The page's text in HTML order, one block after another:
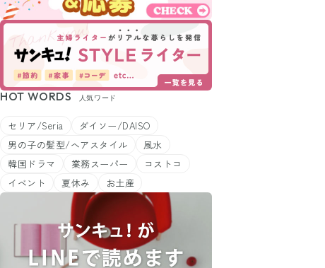
HOT WORDS 人気ワード
セリア/Seria
ダイソー/DAISO
男の子の髪型/ヘアスタイル
風水
韓国ドラマ
業務スーパー
コストコ
イベント
夏休み お土産